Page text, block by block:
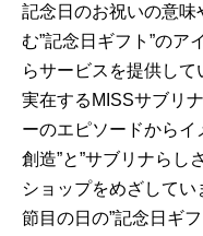
記念日のお祝いの意味
む”記念日ギフト”のア
らサービスを提供して
実在するMISSサブリ
ーのエピソードからイ
創造”と”サブリナらし
ショップをめざしてい
節目の日の”記念日ギ